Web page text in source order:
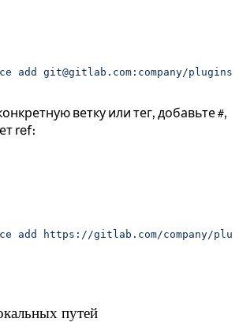
add git@gitlab.com:company/
ветку или тег, добавьте #,
ref:
add https://gitlab.com/company/
путей